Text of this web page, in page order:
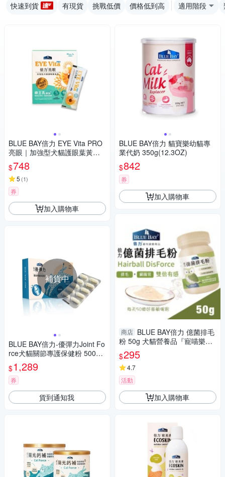
快速到貨 有現貨 挑戰低價 價格低到高 適用階段
BLUE BAY倍力 EYE Vita PRO
亮眼｜加強型犬貓護眼葉黃素 3
0bags x 2g 犬貓適用
$748
5 (1)
券
加入購物車
補貨中
BLUE BAY倍力-優彈力Joint Fo
rce犬貓關節專護保健粉 500毫
克/顆，60顆/包 犬貓適用
$1,289
券
貨到通知我
BLUE BAY倍力 貓寶樂幼貓專
業代奶 350g(12.3OZ)
$842
券
加入購物車
商店 BLUE BAY倍力 億菌排毛
粉 50g 犬貓營養品『寵喵樂旗
艦店』
$295
4.7
活動
加入購物車